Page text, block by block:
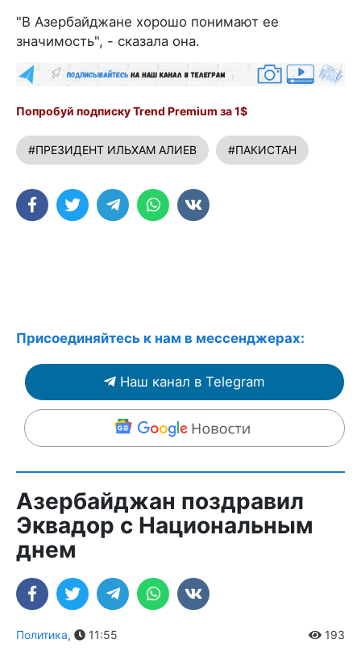
"В Азербайджане хорошо понимают ее
значимость", - сказала она.
Попробуй подписку Trend Premium за 1$
#ПРЕЗИДЕНТ ИЛЬХАМ АЛИЕВ #ПАКИСТАН
Присоединяйтесь к нам в мессенджерах:
Наш канал в Telegram
Азербайджан поздравил
Эквадор с Национальным
днем
Политика, 11:55 193